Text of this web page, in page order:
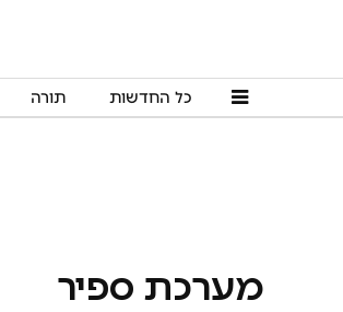
כל החדשות תורה
מערכת ספיר